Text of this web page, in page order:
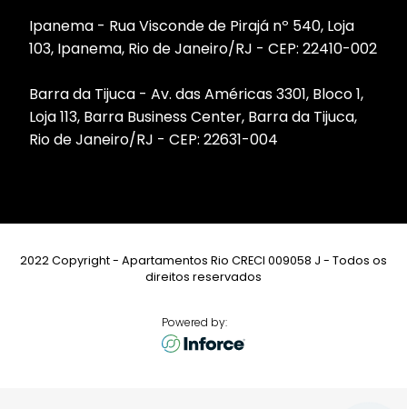
Ipanema - Rua Visconde de Pirajá nº 540, Loja
103, Ipanema, Rio de Janeiro/RJ - CEP: 22410-002
Barra da Tijuca - Av. das Américas 3301, Bloco 1,
Loja 113, Barra Business Center, Barra da Tijuca,
Rio de Janeiro/RJ - CEP: 22631-004
2022 Copyright - Apartamentos Rio CRECI 009058 J - Todos os
direitos reservados
Powered by: